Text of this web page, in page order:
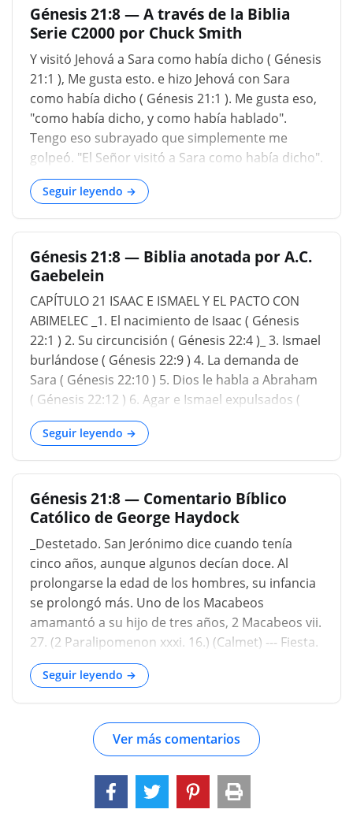
a una mayor edad que ahora, podrían no ser
destetados tan temprano, ya que encontramos
sus casarse y engendrar a los niños fueron
cuando estaban más avanzados en años. Los
escritores judíos no se acuerdan sobre este
asunto. Jarchi y Ben Melech dicen que Isaac fue
destetada veinticuatro meses después de su
nacimiento; Un cronologista de los suyos dice q,
decir, cuando Isaac tenía tres años, l...
Génesis 21:8 — A través de la Biblia
Serie C2000 por Chuck Smith
Y visitó Jehová a Sara como había dicho ( Génesis
21:1 ), Me gusta esto. e hizo Jehová con Sara
como había dicho ( Génesis 21:1 ). Me gusta eso,
"como había dicho, y como había hablado".
Tengo eso subrayado que simplemente me
golpeó. "El Señor visitó a Sara como había dicho".
El Señor cumple Su palabra. El Señor es fiel a Su
promesa. Puede que no lo haga tan rápido como
nos gustaría que lo hiciera. Abraham ha estado
esperando por trece años, Uds. saben, desde
que se hizo la última promesa. Y él estaba
envejeciendo cada día. Pero el Señor vino a Sara
como dijo e hizo como había dicho. Y Sara
concibió, y dio a luz un hijo a Abraham en su
vejez, en el tiempo señalado que Dios le había
dicho. Y llamó Abraham el nombre de su hijo que
le nació, que le dio a luz Sara, Risa ...
Seguir leyendo →
Génesis 21:8 — Biblia anotada por A.C.
Gaebelein
CAPÍTULO 21 ISAAC E ISMAEL Y EL PACTO CON
ABIMELEC _1. El nacimiento de Isaac ( Génesis
22:1 ) 2. Su circuncisión ( Génesis 22:4 )_ 3. Ismael
burlándose ( Génesis 22:9 ) 4. La demanda de
Sara ( Génesis 22:10 ) 5. Dios le habla a Abraham
( Génesis 22:12 ) 6. Agar e Ismael expulsados ​​(
Génesis 22:14 ) 7. La intervención de Dios ...
Seguir leyendo →
Génesis 21:8 — Comentario Bíblico
Católico de George Haydock
_Destetado. San Jerónimo dice cuando tenía
cinco años, aunque algunos decían doce. Al
prolongarse la edad de los hombres, su infancia
se prolongó más. Uno de los Macabeos
amamantó a su hijo de tres años, 2 Macabeos vii.
27. (2 Paralipomenon xxxi. 16.) (Calmet) --- Fiesta.
Ahora se considera que la vida del niño corre
menos peligro. Desde el momento de la
concepción hasta este lugar, el esposo se
mantuvo alejado de su esposa. (Clemente de
Alejandría, strom. Iii.) La madre de Samuel hizo
un banquete o regalo cuando lo destetó, 1 Reyes
i. 24. (Menoquio)_...
Seguir leyendo →
Ver más comentarios